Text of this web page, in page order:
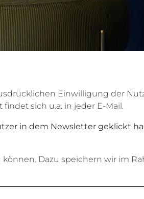
Einwilligung der
sich u.a. in jeder E-Mail.
in dem Newsletter geklickt
Dazu speichern wir im